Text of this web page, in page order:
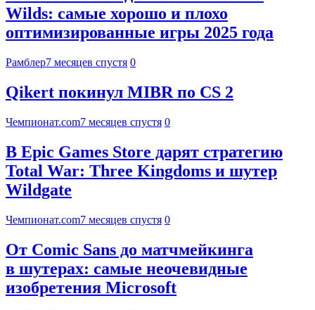
Wilds: самые хорошо и плохо
оптимизированные игры 2025 года
Рамблер7 месяцев спустя 0
Qikert покинул MIBR по CS 2
Чемпионат.com7 месяцев спустя 0
В Epic Games Store дарят стратегию
Total War: Three Kingdoms и шутер
Wildgate
Чемпионат.com7 месяцев спустя 0
От Comic Sans до матчмейкинга
в шутерах: самые неочевидные
изобретения Microsoft